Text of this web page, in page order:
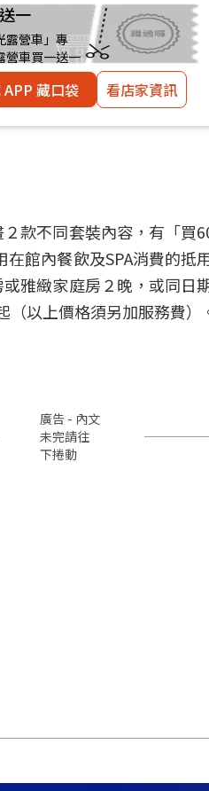
一
露營車」專
營車買一送一
APP 藏口袋 看店家資訊
款不同套裝內容，有「買
館內餐飲及SPA消費的
雅緻家庭房２晚，或同日
以上價格須另加服務費）
廣告 - 內文
未完請往
下捲動